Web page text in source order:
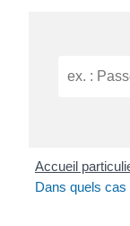
Accueil
Dans quels